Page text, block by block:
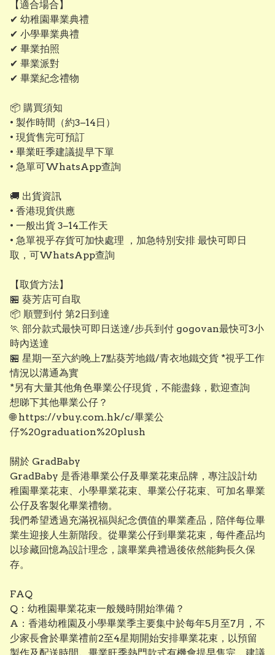
【適合場合】
✔ 幼稚園畢業典禮
✔ 小學畢業典禮
✔ 畢業拍照
✔ 畢業派對
✔ 畢業紀念禮物
📦 購買須知
• 製作時間（約3–14日）
• 現貨售完可預訂
• 畢業旺季建議提早下單
• 急單可WhatsApp查詢
🚚 出貨資訊
• 香港現貨供應
• 一般出貨 3–14工作天
• 急單視乎存貨可加快處理 ，加急特別安排 最快可即日
取，可WhatsApp查詢
【取貨方法】
🏪 葵芳店可自取
📦 順豐到付 第2日到達
🏃 部分款式最快可即日送達/步兵到付 gogovan最快可3小
時內送達
🏪 星期一至六約晚上7點葵芳地鐵/青衣地鐵交貨 *視乎工作
情況以溝通為實
*另有大量其他角色畢業公仔現貨，不能盡錄，歡迎查詢
想睇下其他畢業公仔？
🌐 https://vbuy.com.hk/c/畢業公
仔%20graduation%20plush
關於 GradBaby
GradBaby 是香港畢業公仔及畢業花束品牌，專注設計幼
稚園畢業花束、小學畢業花束、畢業公仔花束、可加名畢業
公仔及客製化畢業禮物。
我們希望透過充滿祝福與紀念價值的畢業產品，陪伴每位畢
業生迎接人生新階段。從畢業公仔到畢業花束，每件產品均
以珍藏回憶為設計理念，讓畢業典禮過後依然能夠長久保
存。
FAQ
Q：幼稚園畢業花束一般幾時開始準備？
A：香港幼稚園及小學畢業季主要集中於每年5月至7月，不
少家長會於畢業禮前2至4星期開始安排畢業花束，以預留